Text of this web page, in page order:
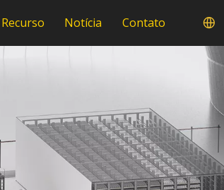
Recurso Notícia Contato